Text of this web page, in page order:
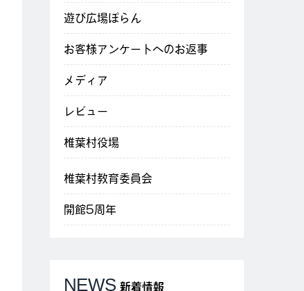
遊び広場ぽらん
お客様アンケートへのお返事
メディア
レビュー
椎葉村役場
椎葉村教育委員会
開館5周年
NEWS 新着情報